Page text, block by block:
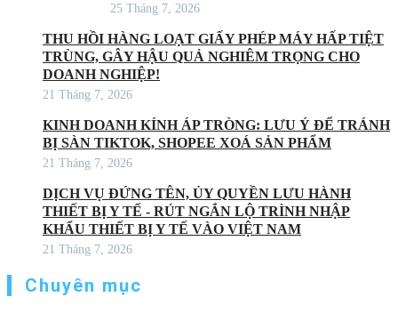
25 Tháng 7, 2026
THU HỒI HÀNG LOẠT GIẤY PHÉP MÁY HẤP TIỆT
TRÙNG, GÂY HẬU QUẢ NGHIÊM TRỌNG CHO
DOANH NGHIỆP!
21 Tháng 7, 2026
KINH DOANH KÍNH ÁP TRÒNG: LƯU Ý ĐỂ TRÁNH
BỊ SÀN TIKTOK, SHOPEE XOÁ SẢN PHẨM
21 Tháng 7, 2026
DỊCH VỤ ĐỨNG TÊN, ỦY QUYỀN LƯU HÀNH
THIẾT BỊ Y TẾ - RÚT NGẮN LỘ TRÌNH NHẬP
KHẨU THIẾT BỊ Y TẾ VÀO VIỆT NAM
21 Tháng 7, 2026
Chuyên mục